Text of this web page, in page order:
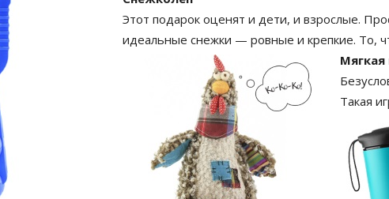
Этот подарок оценят и дети, и взрослые.
идеальные снежки — ровные и крепкие. То,
Такая